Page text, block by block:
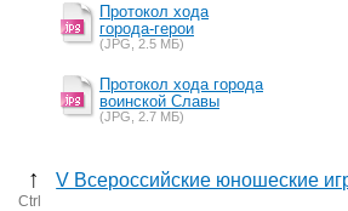
Протокол хода
города-герои
(JPG, 2.5 MБ)
Протокол хода города
воинской Славы
(JPG, 2.7 MБ)
↑ V Всероссийские юношеские
Ctrl